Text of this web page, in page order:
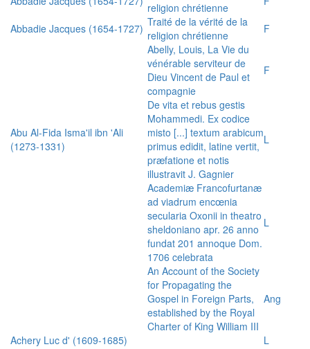
religion chrétienne
Abbadie Jacques (1654-1727) Traité de la vérité de la
religion chrétienne
F
Abelly, Louis, La Vie du
vénérable serviteur de
Dieu Vincent de Paul et
compagnie
F
Abu Al-Fida Isma'il ibn 'Ali
(1273-1331)
De vita et rebus gestis
Mohammedi. Ex codice
misto [...] textum arabicum
primus edidit, latine vertit,
præfatione et notis
illustravit J. Gagnier
L
Academiæ Francofurtanæ
ad viadrum encœnia
secularia Oxonii in theatro
sheldoniano apr. 26 anno
fundat 201 annoque Dom.
1706 celebrata
L
An Account of the Society
for Propagating the
Gospel in Foreign Parts,
established by the Royal
Charter of King William III
Ang
Achery Luc d' (1609-1685) L